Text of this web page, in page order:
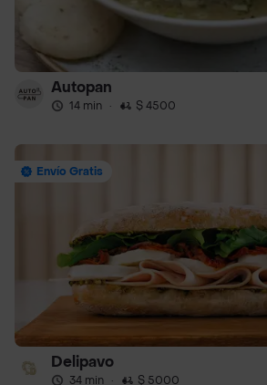
Autopan
14 min · $ 4500
Envío Gratis
Delipavo
34 min · $ 5000